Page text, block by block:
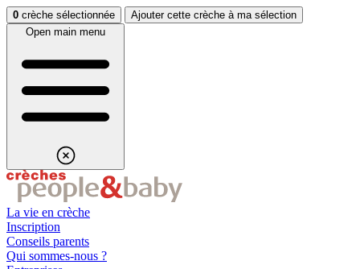
Aller au contenuAller au footer
0 crèche sélectionnée
Ajouter cette crèche à ma sélection
Open main menu
La vie en crèche
Inscription
Conseils parents
Qui sommes-nous ?